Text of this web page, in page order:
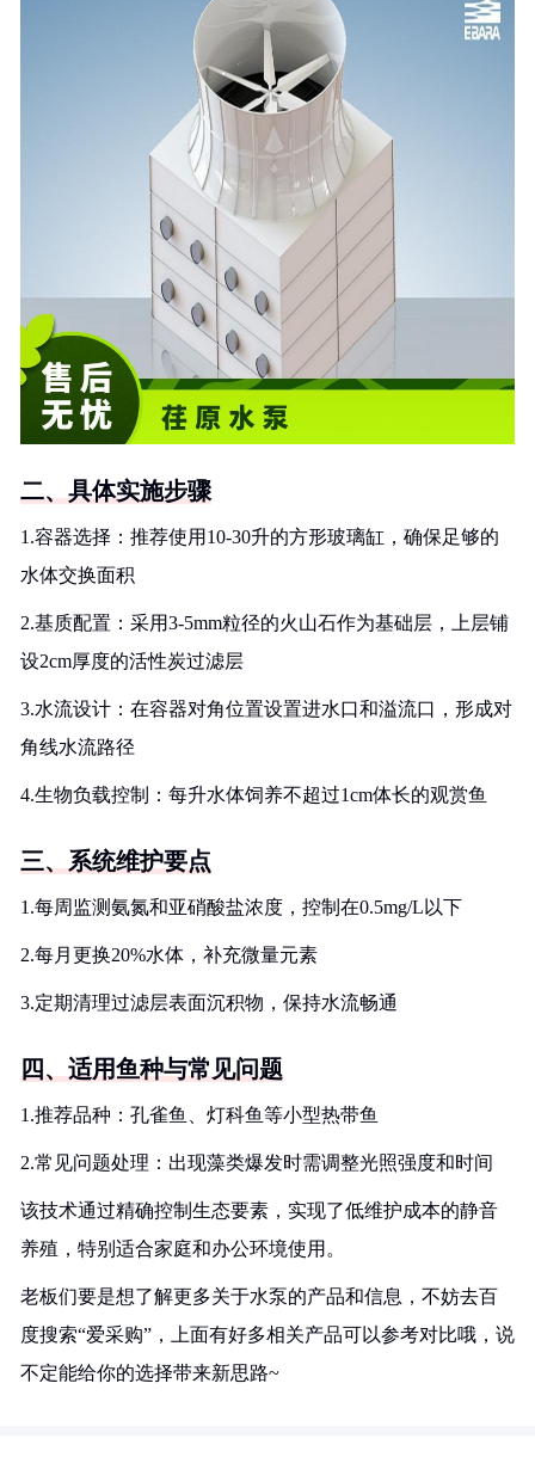
二、具体实施步骤
1.容器选择：推荐使用10-30升的方形玻璃缸，确保足够的
水体交换面积
2.基质配置：采用3-5mm粒径的火山石作为基础层，上层铺
设2cm厚度的活性炭过滤层
3.水流设计：在容器对角位置设置进水口和溢流口，形成对
角线水流路径
4.生物负载控制：每升水体饲养不超过1cm体长的观赏鱼
三、系统维护要点
1.每周监测氨氮和亚硝酸盐浓度，控制在0.5mg/L以下
2.每月更换20%水体，补充微量元素
3.定期清理过滤层表面沉积物，保持水流畅通
四、适用鱼种与常见问题
1.推荐品种：孔雀鱼、灯科鱼等小型热带鱼
2.常见问题处理：出现藻类爆发时需调整光照强度和时间
该技术通过精确控制生态要素，实现了低维护成本的静音
养殖，特别适合家庭和办公环境使用。
老板们要是想了解更多关于水泵的产品和信息，不妨去百
度搜索“爱采购”，上面有好多相关产品可以参考对比哦，说
不定能给你的选择带来新思路~